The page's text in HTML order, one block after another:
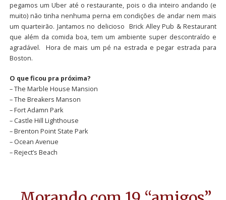
pegamos um Uber até o restaurante, pois o dia inteiro andando (e
muito) não tinha nenhuma perna em condições de andar nem mais
um quarteirão. Jantamos no delicioso Brick Alley Pub & Restaurant
que além da comida boa, tem um ambiente super descontraído e
agradável. Hora de mais um pé na estrada e pegar estrada para
Boston.
O que ficou pra próxima?
– The Marble House Mansion
– The Breakers Manson
– Fort Adamn Park
– Castle Hill Lighthouse
– Brenton Point State Park
– Ocean Avenue
– Reject’s Beach